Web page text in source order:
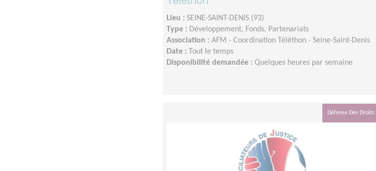
Lieu : SEINE-SAINT-DENIS (93)
Type : Développement, Fonds, Partenariats
Association : AFM - Coordination Téléthon - Seine-Saint-Denis
Date :
Tout le temps
Disponibilité demandée : Quelques heures par semaine
Défense Des Droits